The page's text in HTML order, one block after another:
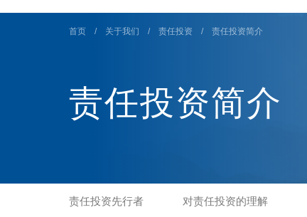
首页 / 关于我们 / 责任投资 / 责任投资简介
责任投资简介
责任投资先行者 对责任投资的理解